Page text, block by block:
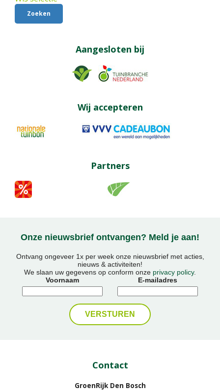
Aangesloten bij
Wij accepteren
Partners
Onze nieuwsbrief ontvangen? Meld je aan!
Ontvang ongeveer 1x per week onze nieuwsbrief met acties,
nieuws & activiteiten!
We slaan uw gegevens op conform onze privacy policy.
Voornaam
E-mailadres
Contact
GroenRijk Den Bosch